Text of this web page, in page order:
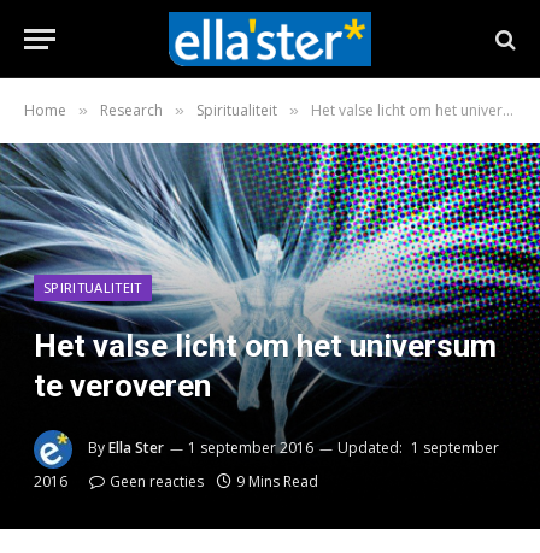
Home » Research » Spiritualiteit » Het valse licht om het universum te veroveren
SPIRITUALITEIT
Het valse licht om het universum
te veroveren
ByElla Ster 1 september 2016 Updated: 1 september
2016
Geen reacties 9 Mins Read